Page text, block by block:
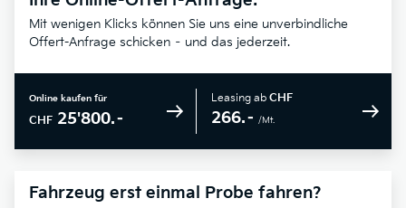
Mit wenigen Klicks können Sie uns eine unverbindliche
Offert-Anfrage schicken – und das jederzeit.
Online kaufen für
CHF 25'800.–
Leasing ab CHF
266.– /Mt.
Fahrzeug erst einmal Probe fahren?